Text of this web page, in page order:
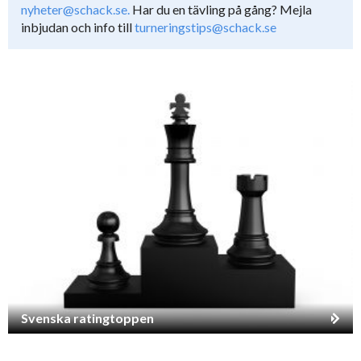
nyheter@schack.se. Har du en tävling på gång? Mejla
inbjudan och info tillturneringstips@schack.se
Svenska ratingtoppen